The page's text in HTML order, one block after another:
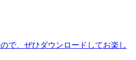
で、ぜひダウンロードしてお楽し